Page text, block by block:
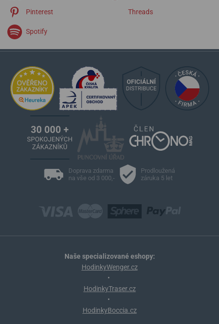
Pinterest Threads
Spotify
Doprava zdarma
na vše od 3 000,-
Prodloužená
záruka 5 let
Naše specializované eshopy:
HodinkyWenger.cz
•
HodinkyTraser.cz
•
HodinkyBoccia.cz